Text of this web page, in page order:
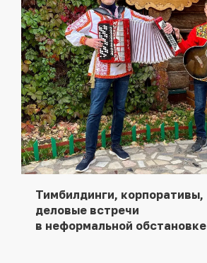
Тимбилдинги, корпоративы,
деловые встречи
в неформальной обстановке